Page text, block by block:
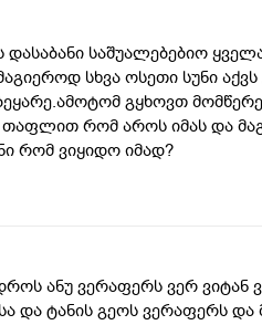
აქვს ბუბჩენს
საშუალებებიო
სხვა ოსეთი სუნი
გყხოვთ
თაფლით რომ აროს იმას და
რომ ვიყიდო იმად?
ანუ ვერაფერს ვერ ვიტან
და ტანის გეოს ვერაფერს